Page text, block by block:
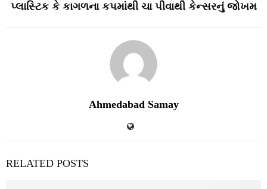
પ્લાસ્ટિક કે કાગળના કપમાંથી ચા પીવાથી કેન્સરનું જોખમ
Ahmedabad Samay
RELATED POSTS